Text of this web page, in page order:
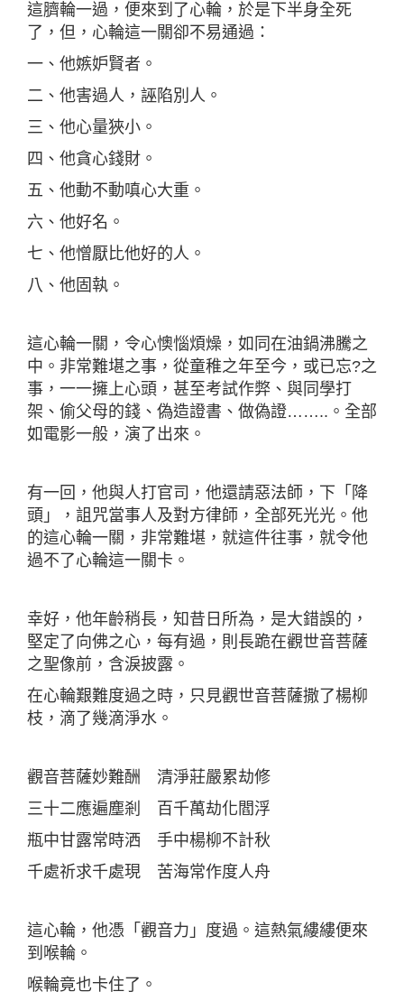
這臍輪一過，便來到了心輪，於是下半身全死
了，但，心輪這一關卻不易通過：
一、他嫉妒賢者。
二、他害過人，誣陷別人。
三、他心量狹小。
四、他貪心錢財。
五、他動不動嗔心大重。
六、他好名。
七、他憎厭比他好的人。
八、他固執。
這心輪一關，令心懊惱煩燥，如同在油鍋沸騰之
中。非常難堪之事，從童稚之年至今，或已忘?之
事，一一擁上心頭，甚至考試作弊、與同學打
架、偷父母的錢、偽造證書、做偽證……..。全部
如電影一般，演了出來。
有一回，他與人打官司，他還請惡法師，下「降
頭」，詛咒當事人及對方律師，全部死光光。他
的這心輪一關，非常難堪，就這件往事，就令他
過不了心輪這一關卡。
幸好，他年齡稍長，知昔日所為，是大錯誤的，
堅定了向佛之心，每有過，則長跪在觀世音菩薩
之聖像前，含淚披露。
在心輪艱難度過之時，只見觀世音菩薩撒了楊柳
枝，滴了幾滴淨水。
觀音菩薩妙難酬 清淨莊嚴累劫修
三十二應遍塵剎 百千萬劫化閻浮
瓶中甘露常時洒 手中楊柳不計秋
千處祈求千處現 苦海常作度人舟
這心輪，他憑「觀音力」度過。這熱氣縷縷便來
到喉輪。
喉輪竟也卡住了。